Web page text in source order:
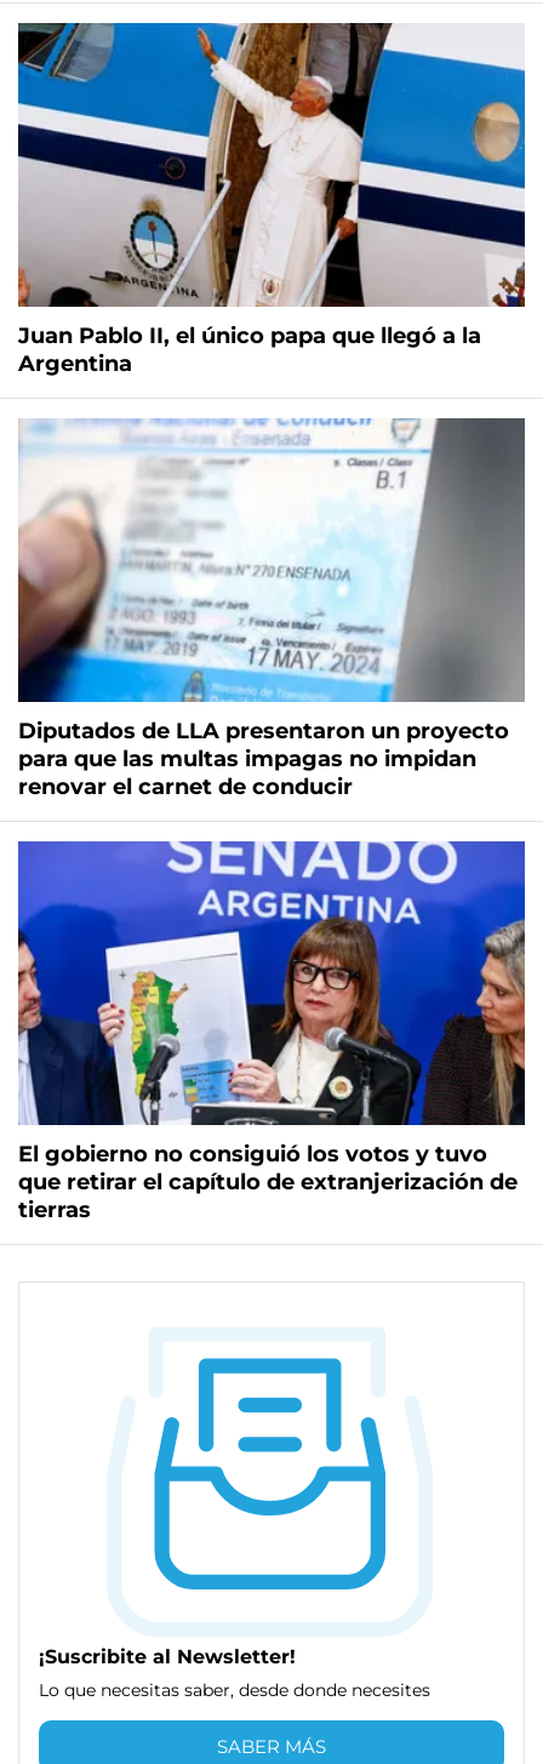
Juan Pablo II, el único papa que llegó a la
Argentina
Diputados de LLA presentaron un proyecto
para que las multas impagas no impidan
renovar el carnet de conducir
El gobierno no consiguió los votos y tuvo
que retirar el capítulo de extranjerización de
tierras
¡Suscribite al Newsletter!
Lo que necesitas saber, desde donde necesites
SABER MÁS